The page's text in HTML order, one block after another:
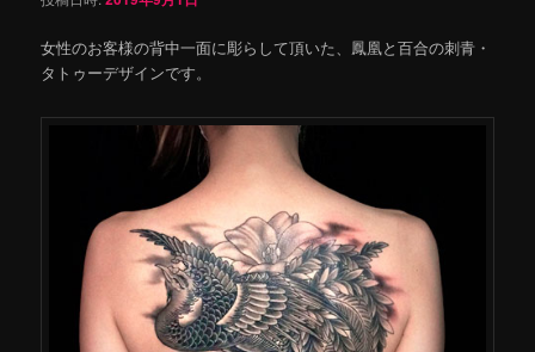
女性のお客様の背中一面に彫らして頂いた、鳳凰と百合の刺青・
タトゥーデザインです。